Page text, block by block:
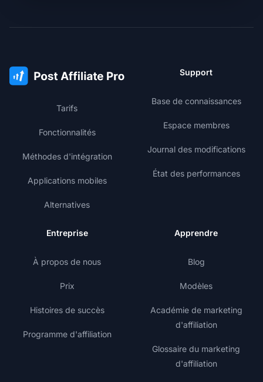
Tarifs
Fonctionnalités
Méthodes d'intégration
Applications mobiles
Alternatives
Support
Base de connaissances
Espace membres
Journal des modifications
État des performances
Entreprise
À propos de nous
Prix
Histoires de succès
Programme d'affiliation
Apprendre
Blog
Modèles
Académie de marketing
d'affiliation
Glossaire du marketing
d'affiliation